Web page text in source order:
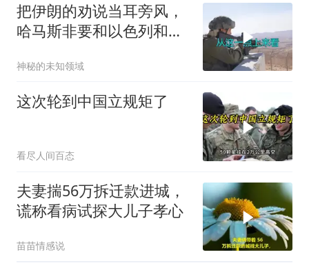
把伊朗的劝说当耳旁风，
哈马斯非要和以色列和
神秘的未知领域
这次轮到中国立规矩了
看尽人间百态
夫妻揣56万拆迁款进城，
谎称看病试探大儿子孝心
苗苗情感说